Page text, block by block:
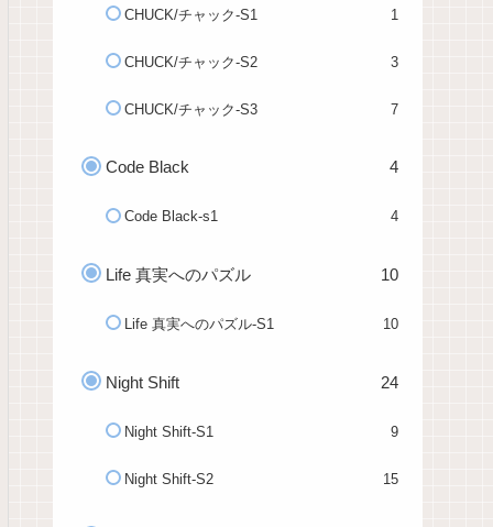
CHUCK/チャック-S1 1
CHUCK/チャック-S2 3
CHUCK/チャック-S3 7
Code Black 4
Code Black-s1 4
Life 真実へのパズル 10
Life 真実へのパズル-S1 10
Night Shift 24
Night Shift-S1 9
Night Shift-S2 15